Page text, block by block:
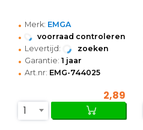
• Merk: EMGA
• voorraad controleren
• Levertijd: zoeken
• Garantie: 1 jaar
• Art.nr: EMG-744025
2,89
1